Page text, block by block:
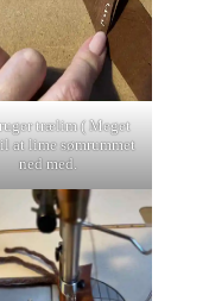
trælim ( Meget
at lime sømrummet
ned med.